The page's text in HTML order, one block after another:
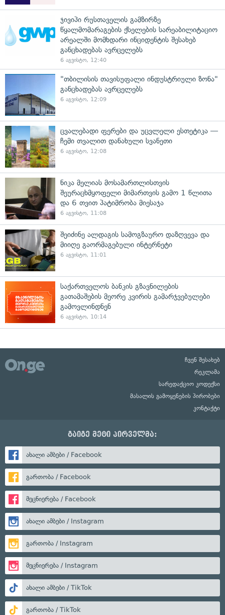
ჯივიპი რუსთაველის გამზირზე
წყალმომარაგების ქსელების სარეაბილიტაციო
არეალში მომხდარი ინციდენტის შესახებ
განცხადებას ავრცელებს
6 აგვისტო, 12:40
"თბილისის თავისუფალი ინდუსტრიული ზონა"
განცხადებას ავრცელებს
6 აგვისტო, 12:09
ცვალებადი ფერები და უცვლელი ესთეტიკა —
ჩემი თვალით დანახული სვანეთი
6 აგვისტო, 12:08
ნიკა მელიას მოსამართლისთვის
შეურაცხმყოფელი მიმართვის გამო 1 წლითა
და 6 თვით პატიმრობა მიესაჯა
6 აგვისტო, 11:08
შეიძინე ალდაგის სამოგზაურო დაზღვევა და
მიიღე გაორმაგებული ინტერნეტი
6 აგვისტო, 11:01
საქართველოს ბანკის გზავნილების
გათამაშების მეორე კვირის გამარჯვებულები
გამოვლინდნენ
6 აგვისტო, 10:14
ჩვენ შესახებ
რეკლამა
სარედაქციო კოდექსი
მასალის გამოყენების პირობები
კონტაქტი
გაიგე მეტი პირველმა:
ახალი ამბები / Facebook
გართობა / Facebook
მეცნიერება / Facebook
ახალი ამბები / Instagram
გართობა / Instagram
მეცნიერება / Instagram
ახალი ამბები / TikTok
გართობა / TikTok